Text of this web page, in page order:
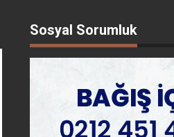
Sosyal Sorumluk